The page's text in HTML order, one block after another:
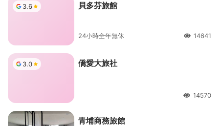
3.6 貝多芬旅館
24小時全年無休 人氣14641
3.0 僑愛大旅社
人氣14570
青埔商務旅館